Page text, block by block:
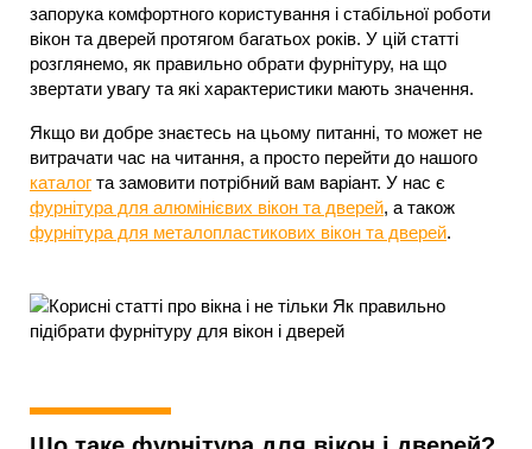
запорука комфортного користування і стабільної роботи
вікон та дверей протягом багатьох років. У цій статті
розглянемо, як правильно обрати фурнітуру, на що
звертати увагу та які характеристики мають значення.
Якщо ви добре знаєтесь на цьому питанні, то может не
витрачати час на читання, а просто перейти до нашого
каталог та замовити потрібний вам варіант. У нас є
фурнітура для алюмінієвих вікон та дверей, а також
фурнітура для металопластикових вікон та дверей.